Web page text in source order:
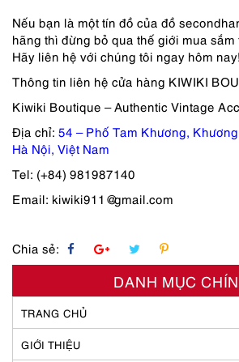
Nếu bạn là một tín đồ của đồ
hãng thì đừng bỏ qua thế giới mua
Hãy liên hệ với chúng tôi ngay hôm nay!
Thông tin liên hệ cửa hàng KIWIKI
Kiwiki Boutique – Authentic Vintage
Địa chỉ: 54 – Phố Tam Khương,
Hà Nội, Việt Nam
Tel: (+84) 981987140
Email: kiwiki911@gmail.com
Chia sẻ:
DANH MỤC
TRANG CHỦ
GIỚI THIỆU